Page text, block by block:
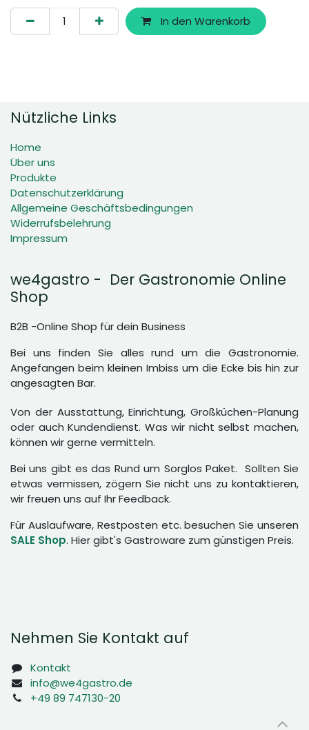
In den Warenkorb
Nützliche Links
Home
Über uns
Produkte
Datenschutzerklärung
Allgemeine Geschäftsbedingungen
Widerrufsbelehrung
Impressum
we4gastro - Der Gastronomie Online
Shop
B2B -Online Shop für dein Business
Bei uns finden Sie alles rund um die Gastronomie.
Angefangen beim kleinen Imbiss um die Ecke bis hin zur
angesagten Bar.
Von der Ausstattung, Einrichtung, Großküchen-Planung
oder auch Kundendienst. Was wir nicht selbst machen,
können wir gerne vermitteln.
Bei uns gibt es das Rund um Sorglos Paket. Sollten Sie
etwas vermissen, zögern Sie nicht uns zu kontaktieren,
wir freuen uns auf Ihr Feedback.
Für Auslaufware, Restposten etc. besuchen Sie unseren
SALE Shop. Hier gibt's Gastroware zum günstigen Preis.
Nehmen Sie Kontakt auf
Kontakt
info@we4gastro.de
+49 89 747130-20